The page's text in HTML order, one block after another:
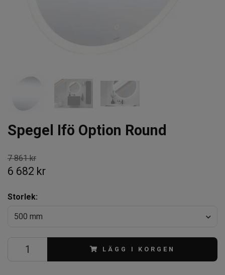
Spegel Ifö Option Round
7 861 kr
6 682 kr
Storlek:
500 mm
LÄGG I KORGEN